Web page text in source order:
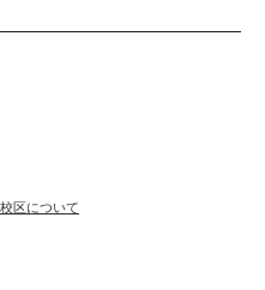
区について